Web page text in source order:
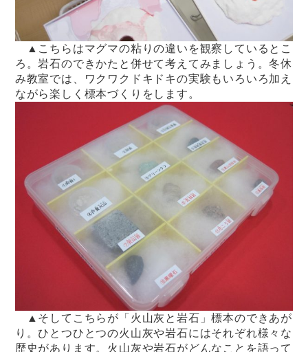
▲こちらはマグマの粘りの違いを観察しているとこ
ろ。岩石のできかたと併せて考えてみましょう。冬休
み教室では、ワクワクドキドキの実験もいろいろ加え
ながら楽しく標本づくりをします。
▲そしてこちらが「火山灰と岩石」標本のできあが
り。ひとつひとつの火山灰や岩石にはそれぞれ様々な
歴史があります。火山灰や岩石がどんなことを語って